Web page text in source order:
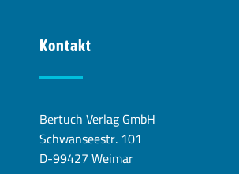
Kontakt
Bertuch Verlag GmbH
Schwanseestr. 101
D-99427 Weimar